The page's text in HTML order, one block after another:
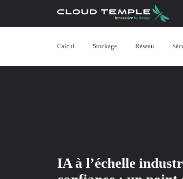
Calcul Stockage Réseau
IA à l’échelle